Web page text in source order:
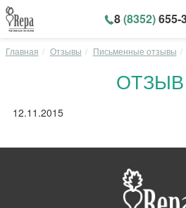
8(8352)655-
Главная Отзывы Письменные отзывы
ОТЗЫВ
12.11.2015